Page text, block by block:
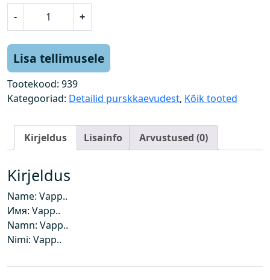
-
.
.
k
s
+
Lisa tellimusele
Tootekood: 939
Kategooriad: Detailid purskkaevudest, Kõik tooted
Kirjeldus Lisainfo Arvustused (0)
Kirjeldus
Name: Vapp..
Имя: Vapp..
Namn: Vapp..
Nimi: Vapp..